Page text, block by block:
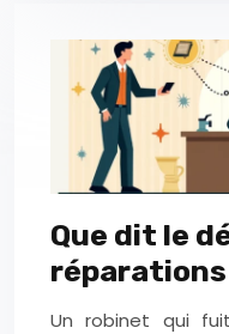
Que dit le
Un robinet qui